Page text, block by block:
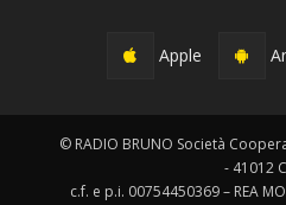
Apple
© RADIO BRUNO Società
- 41012
c.f. e p.i. 00754450369 – REA